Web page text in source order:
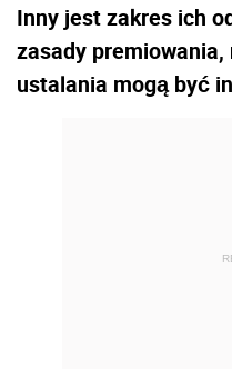
Inny jest zakres ich
zasady
ustalania mogą być